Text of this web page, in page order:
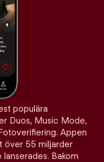
populära
Duos, Music Mode,
Appen
över 55 miljarder
Bakom